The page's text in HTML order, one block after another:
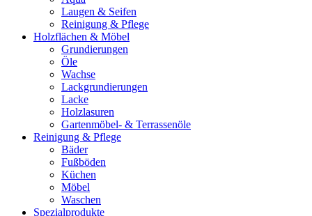
Laugen & Seifen
Reinigung & Pflege
Holzflächen & Möbel
Grundierungen
Öle
Wachse
Lackgrundierungen
Lacke
Holzlasuren
Gartenmöbel- & Terrassenöle
Reinigung & Pflege
Bäder
Fußböden
Küchen
Möbel
Waschen
Spezialprodukte